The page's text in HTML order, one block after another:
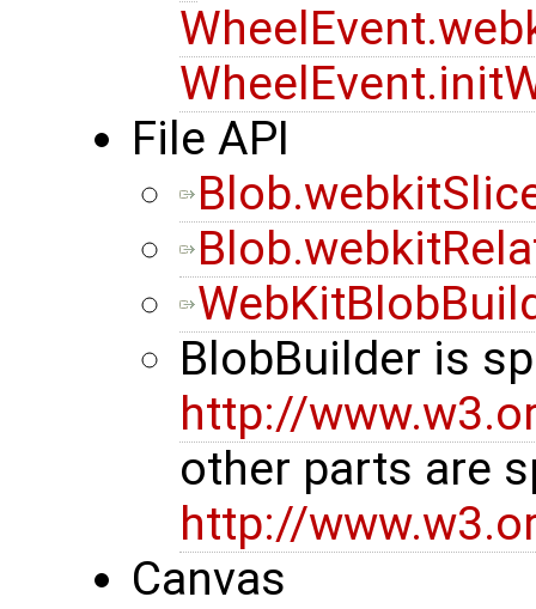
File API
BlobBuilder is
http://
other parts are
http://
Canvas